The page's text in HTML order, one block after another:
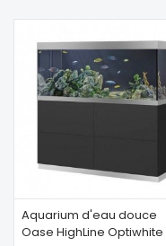
Aquarium d'eau douce
Oase HighLine Optiwhite